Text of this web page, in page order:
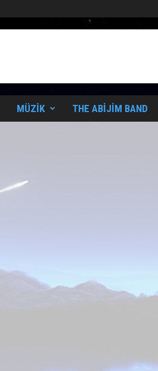
MÜZIK THE ABIJIM BAND